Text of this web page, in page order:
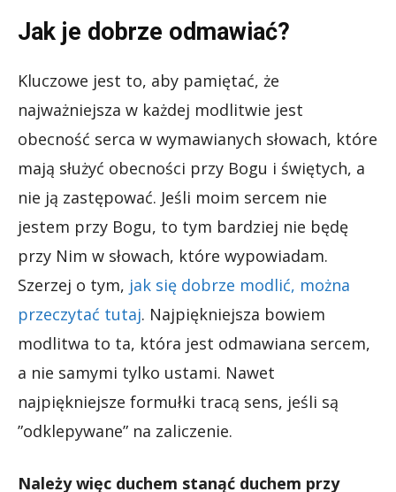
Jak je dobrze odmawiać?
Kluczowe jest to, aby pamiętać, że
najważniejsza w każdej modlitwie jest
obecność serca w wymawianych słowach, które
mają służyć obecności przy Bogu i świętych, a
nie ją zastępować. Jeśli moim sercem nie
jestem przy Bogu, to tym bardziej nie będę
przy Nim w słowach, które wypowiadam.
Szerzej o tym, jak się dobrze modlić, można
przeczytać tutaj. Najpiękniejsza bowiem
modlitwa to ta, która jest odmawiana sercem,
a nie samymi tylko ustami. Nawet
najpiękniejsze formułki tracą sens, jeśli są
”odklepywane” na zaliczenie.
Należy więc duchem stanąć duchem przy